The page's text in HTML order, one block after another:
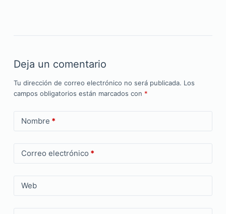
Deja un comentario
Tu dirección de correo electrónico no será publicada. Los
campos obligatorios están marcados con *
Nombre *
Correo electrónico *
Web